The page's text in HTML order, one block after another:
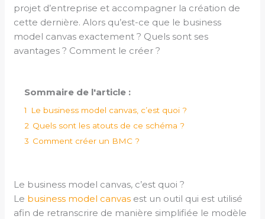
projet d’entreprise et accompagner la création de
cette dernière. Alors qu’est-ce que le business
model canvas exactement ? Quels sont ses
avantages ? Comment le créer ?
Sommaire de l'article :
1
Le business model canvas, c’est quoi ?
2 Quels sont les atouts de ce schéma ?
3 Comment créer un BMC ?
Le business model canvas, c’est quoi ?
Le business model canvas est un outil qui est utilisé
afin de retranscrire de manière simplifiée le modèle